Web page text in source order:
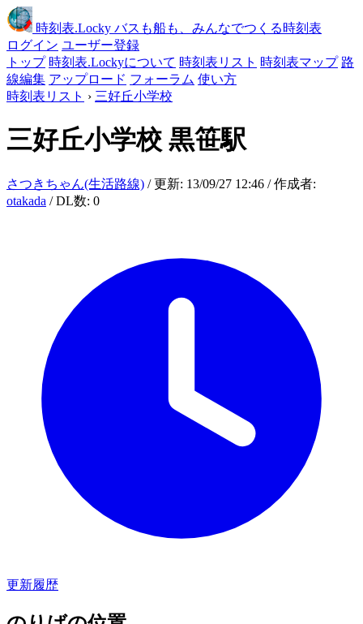
時刻表.Locky バスも船も、みんなでつくる時刻表
ログイン ユーザー登録
トップ 時刻表.Lockyについて 時刻表リスト 時刻表マップ 路
線編集 アップロード フォーラム 使い方
時刻表リスト › 三好丘小学校
三好丘小学校 黒笹駅
さつきちゃん(生活路線) / 更新: 13/09/27 12:46 / 作成者:
otakada / DL数: 0
更新履歴